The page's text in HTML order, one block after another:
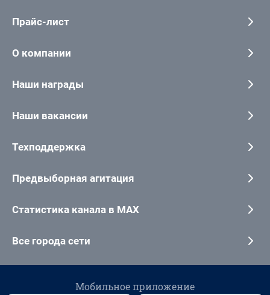
Прайс-лист
О компании
Наши награды
Наши вакансии
Техподдержка
Предвыборная агитация
Статистика канала в MAX
Все города сети
Мобильное приложение